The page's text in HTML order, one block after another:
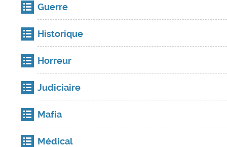
Guerre
Historique
Horreur
Judiciaire
Mafia
Médical